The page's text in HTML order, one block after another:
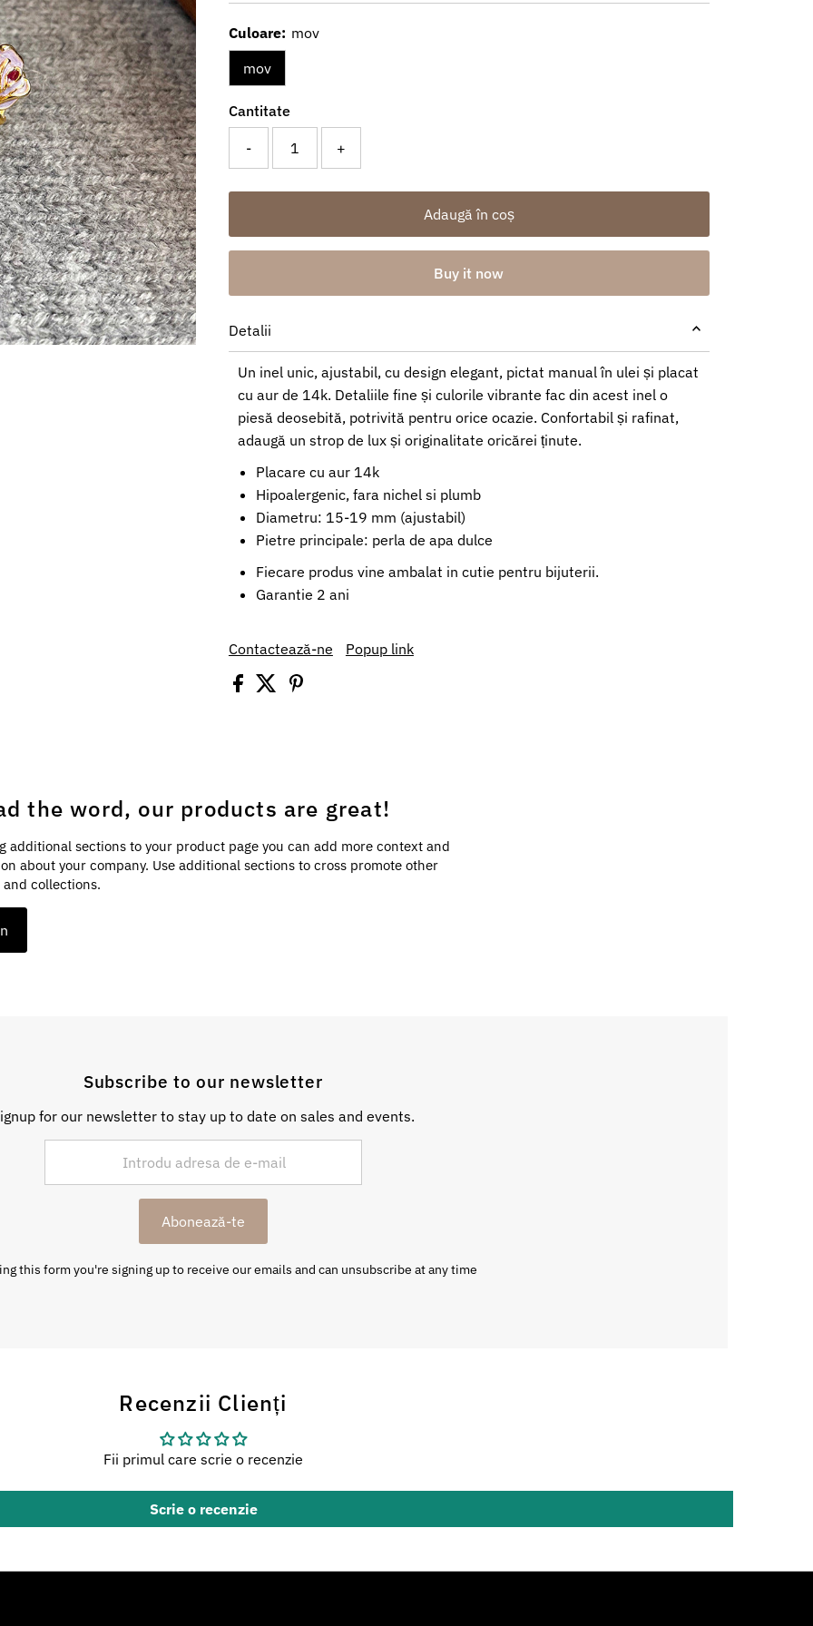
Culoare: mov
mov
Cantitate
- +
Adaugă în coș
Buy it now
Detalii
Un inel unic, ajustabil, cu design elegant, pictat manual în ulei și placat
cu aur de 14k. Detaliile fine și culorile vibrante fac din acest inel o
piesă deosebită, potrivită pentru orice ocazie. Confortabil și rafinat,
adaugă un strop de lux și originalitate oricărei ținute.
Placare cu aur 14k
Hipoalergenic, fara nichel si plumb
Diametru: 15-19 mm (ajustabil)
Pietre principale: perla de apa dulce
Fiecare produs vine ambalat in cutie pentru bijuterii.
Garantie 2 ani
Contactează-ne Popup link
the word, our products are great!
additional sections to your product page you can add more context and
about your company. Use additional sections to cross promote other
collections.
Subscribe to our newsletter
for our newsletter to stay up to date on sales and events.
Abonează-te
this form you're signing up to receive our emails and can unsubscribe at any time
Recenzii Clienți
Fii primul care scrie o recenzie
Scrie o recenzie